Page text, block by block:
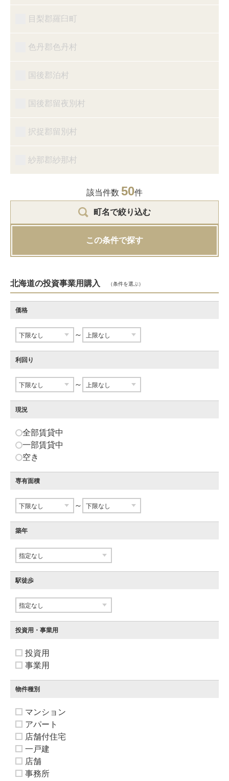
目梨郡羅臼町
色丹郡色丹村
国後郡泊村
国後郡留夜別村
択捉郡留別村
紗那郡紗那村
該当件数 50件
町名で絞り込む
この条件で探す
北海道の投資事業用購入 （条件を選ぶ）
価格
～
利回り
～
現況
全部賃貸中
一部賃貸中
空き
専有面積
～
築年
駅徒歩
投資用・事業用
投資用
事業用
物件種別
マンション
アパート
店舗付住宅
一戸建
店舗
事務所